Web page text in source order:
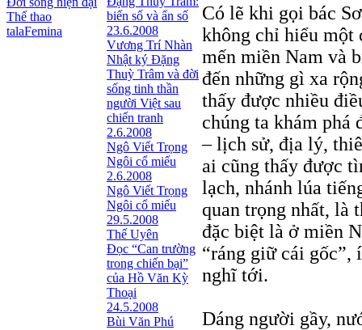
Thể thao
talaFemina
biến số và ẩn số
23.6.2008
Vương Trí Nhàn
Nhật ký Ðặng
Thuỳ Trâm và đời
sống tinh thần
người Việt sau
chiến tranh
2.6.2008
Ngô Viết Trọng
Ngôi cổ miếu
2.6.2008
Ngô Viết Trọng
Ngôi cổ miếu
29.5.2008
Thế Uyên
Đọc “Can trường
trong chiến bại”
của Hồ Văn Kỳ
Thoại
24.5.2008
Bùi Văn Phú
Có lẽ khi gọi bác
không chỉ hiểu một
mến miền Nam và
đến những gì xa
thấy được nhiều
chúng ta khám phá
– lịch sử, địa lý,
ai cũng thấy được
lạch, nhánh lúa
quan trọng nhất, là
đặc biệt là ở miền
“ráng giữ cái gốc”,
nghĩ tới.
Dáng người gầy,